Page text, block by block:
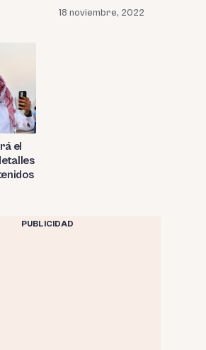
18 noviembre, 2022
el
PUBLICIDAD